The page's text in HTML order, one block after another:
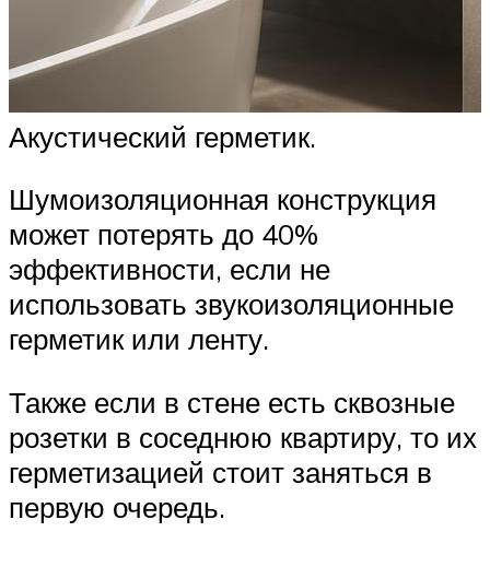
Акустический герметик.
Шумоизоляционная конструкция
может потерять до 40%
эффективности, если не
использовать звукоизоляционные
герметик или ленту.
Также если в стене есть сквозные
розетки в соседнюю квартиру, то их
герметизацией стоит заняться в
первую очередь.